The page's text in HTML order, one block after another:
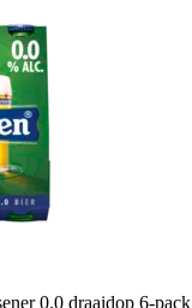
0.0 draaidop 6-pack